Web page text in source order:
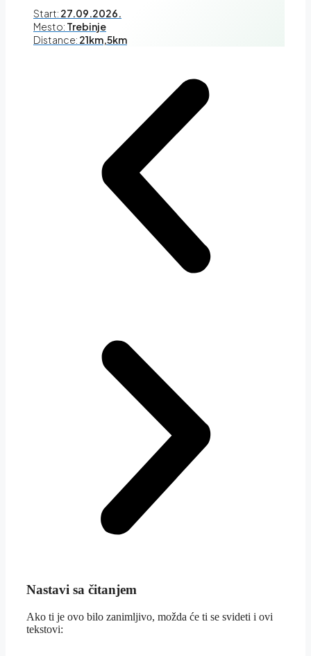
Start: 27.09.2026.
Mesto: Trebinje
Distance: 21km,5km
Nastavi sa čitanjem
Ako ti je ovo bilo zanimljivo, možda će ti se svideti i ovi
tekstovi: